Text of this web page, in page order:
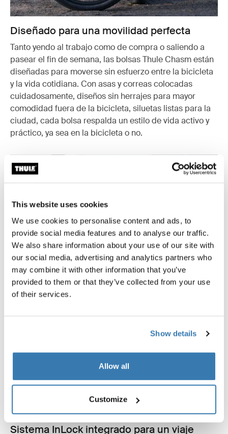
This website uses cookies
We use cookies to personalise content and ads, to
provide social media features and to analyse our traffic.
We also share information about your use of our site with
our social media, advertising and analytics partners who
may combine it with other information that you’ve
provided to them or that they’ve collected from your use
of their services.
Show details
Allow all
Customize
Diseñado para una movilidad perfecta
Tanto yendo al trabajo como de compra o saliendo a
pasear el fin de semana, las bolsas Thule Chasm están
diseñadas para moverse sin esfuerzo entre la bicicleta
y la vida cotidiana. Con asas y correas colocadas
cuidadosamente, diseños sin herrajes para mayor
comodidad fuera de la bicicleta, siluetas listas para la
ciudad, cada bolsa respalda un estilo de vida activo y
práctico, ya sea en la bicicleta o no.
Sistema InLock integrado para un viaje